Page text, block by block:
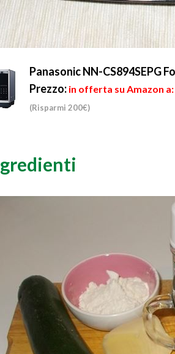
Panasonic NN-CS894SEPG
Prezzo: in offerta su Amazon a:
(Risparmi 200€)